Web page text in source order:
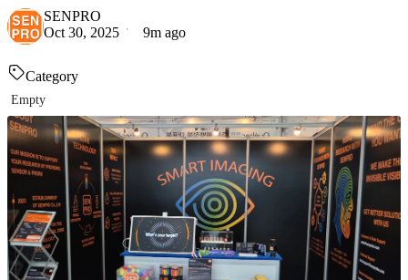
SENPRO
Oct 30, 2025
9m ago
Category
Empty